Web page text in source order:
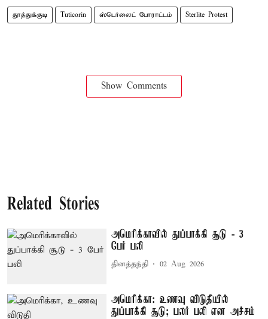
தூத்துக்குடி Tuticorin ஸ்டெர்லைட் போராட்டம் Sterlite Protest
Show Comments
Related Stories
அமெரிக்காவில் துப்பாக்கி சூடு - 3
பேர் பலி
தினத்தந்தி 02 Aug 2026
அமெரிக்கா: உணவு விடுதியில்
துப்பாக்கி சூடு; பலர் பலி என அச்சம்